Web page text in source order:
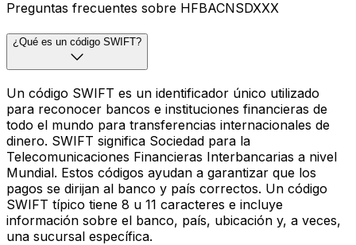
Preguntas frecuentes sobre HFBACNSDXXX
¿Qué es un código SWIFT?
Un código SWIFT es un identificador único utilizado
para reconocer bancos e instituciones financieras de
todo el mundo para transferencias internacionales de
dinero. SWIFT significa Sociedad para la
Telecomunicaciones Financieras Interbancarias a nivel
Mundial. Estos códigos ayudan a garantizar que los
pagos se dirijan al banco y país correctos. Un código
SWIFT típico tiene 8 u 11 caracteres e incluye
información sobre el banco, país, ubicación y, a veces,
una sucursal específica.